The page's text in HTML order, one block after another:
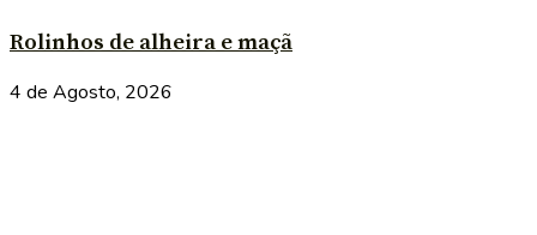
Rolinhos de alheira e maçã
4 de Agosto, 2026